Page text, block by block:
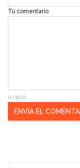
Tu comentario
0/500